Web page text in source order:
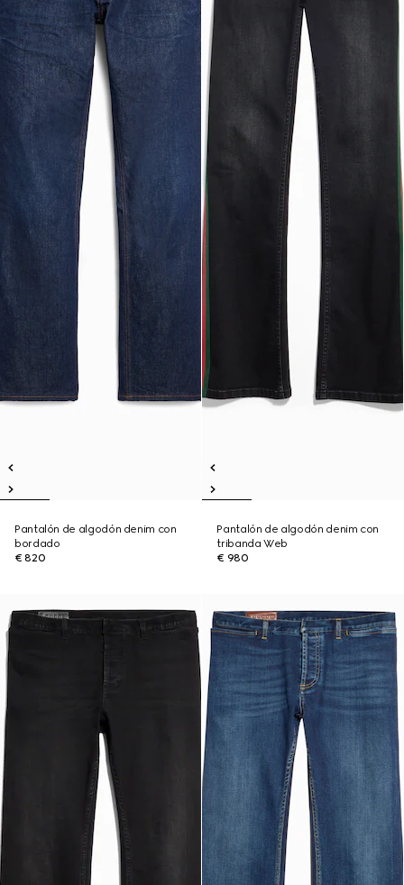
Pantalón de algodón denim con
bordado
€ 820
Pantalón de algodón denim con
tribanda Web
€ 980